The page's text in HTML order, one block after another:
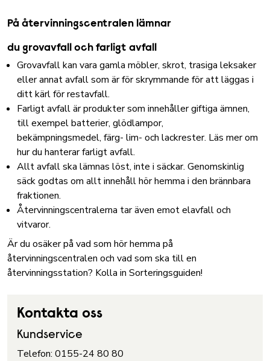
På återvinningscentralen lämnar
du grovavfall och farligt avfall
Grovavfall kan vara gamla möbler, skrot, trasiga leksaker
eller annat avfall som är för skrymmande för att läggas i
ditt kärl för restavfall.
Farligt avfall är produkter som innehåller giftiga ämnen,
till exempel batterier, glödlampor,
bekämpningsmedel, färg- lim- och lackrester. Läs mer om
hur du hanterar farligt avfall.
Allt avfall ska lämnas löst, inte i säckar. Genomskinlig
säck godtas om allt innehåll hör hemma i den brännbara
fraktionen.
Återvinningscentralerna tar även emot elavfall och
vitvaror.
Är du osäker på vad som hör hemma på
återvinningscentralen och vad som ska till en
återvinningsstation? Kolla in Sorteringsguiden!
Kontakta oss
Kundservice
Telefon: 0155-24 80 80